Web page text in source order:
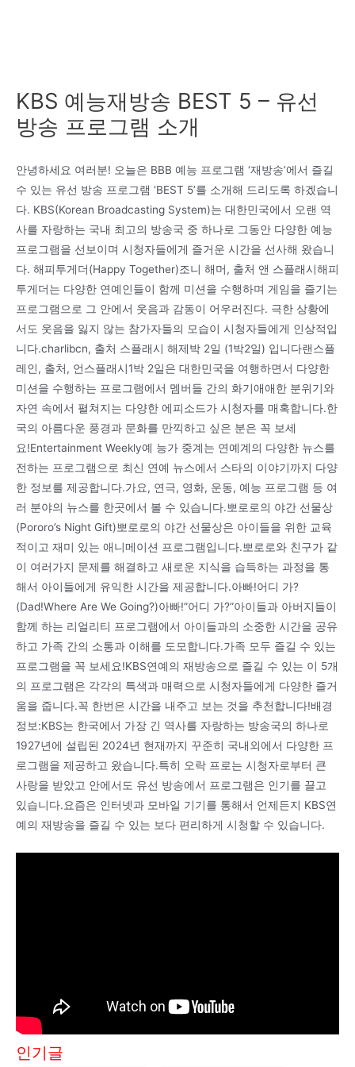
KBS 예능재방송 BEST 5 – 유선
방송 프로그램 소개
안녕하세요 여러분! 오늘은 BBB 예능 프로그램 ‘재방송’에서 즐길
수 있는 유선 방송 프로그램 ‘BEST 5’를 소개해 드리도록 하겠습니
다. KBS(Korean Broadcasting System)는 대한민국에서 오랜 역
사를 자랑하는 국내 최고의 방송국 중 하나로 그동안 다양한 예능
프로그램을 선보이며 시청자들에게 즐거운 시간을 선사해 왔습니
다. 해피투게더(Happy Together)조니 해머, 출처 앤 스플래시해피
투게더는 다양한 연예인들이 함께 미션을 수행하며 게임을 즐기는
프로그램으로 그 안에서 웃음과 감동이 어우러진다. 극한 상황에
서도 웃음을 잃지 않는 참가자들의 모습이 시청자들에게 인상적입
니다.charlibcn, 출처 스플래시 해제박 2일 (1박2일) 입니다랜스플
레인, 출처, 언스플래시1박 2일은 대한민국을 여행하면서 다양한
미션을 수행하는 프로그램에서 멤버들 간의 화기애애한 분위기와
자연 속에서 펼쳐지는 다양한 에피소드가 시청자를 매혹합니다.한
국의 아름다운 풍경과 문화를 만끽하고 싶은 분은 꼭 보세
요!Entertainment Weekly예 능가 중계는 연예계의 다양한 뉴스를
전하는 프로그램으로 최신 연예 뉴스에서 스타의 이야기까지 다양
한 정보를 제공합니다.가요, 연극, 영화, 운동, 예능 프로그램 등 여
러 분야의 뉴스를 한곳에서 볼 수 있습니다.뽀로로의 야간 선물상
(Pororo’s Night Gift)뽀로로의 야간 선물상은 아이들을 위한 교육
적이고 재미 있는 애니메이션 프로그램입니다.뽀로로와 친구가 같
이 여러가지 문제를 해결하고 새로운 지식을 습득하는 과정을 통
해서 아이들에게 유익한 시간을 제공합니다.아빠!어디 가?
(Dad!Where Are We Going?)아빠!”어디 가?”아이들과 아버지들이
함께 하는 리얼리티 프로그램에서 아이들과의 소중한 시간을 공유
하고 가족 간의 소통과 이해를 도모합니다.가족 모두 즐길 수 있는
프로그램을 꼭 보세요!KBS연예의 재방송으로 즐길 수 있는 이 5개
의 프로그램은 각각의 특색과 매력으로 시청자들에게 다양한 즐거
움을 줍니다.꼭 한번은 시간을 내주고 보는 것을 추천합니다!배경
정보:KBS는 한국에서 가장 긴 역사를 자랑하는 방송국의 하나로
1927년에 설립된 2024년 현재까지 꾸준히 국내외에서 다양한 프
로그램을 제공하고 왔습니다.특히 오락 프로는 시청자로부터 큰
사랑을 받았고 안에서도 유선 방송에서 프로그램은 인기를 끌고
있습니다.요즘은 인터넷과 모바일 기기를 통해서 언제든지 KBS연
예의 재방송을 즐길 수 있는 보다 편리하게 시청할 수 있습니다.
인기글